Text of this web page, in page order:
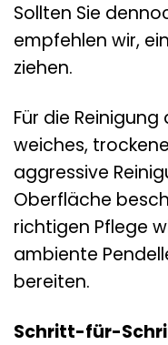
Sollten Sie
empfehlen wir,
ziehen.
Für die
weiches,
aggressive
Oberfläche
richtigen Pflege
ambiente
bereiten.
Schritt-für-